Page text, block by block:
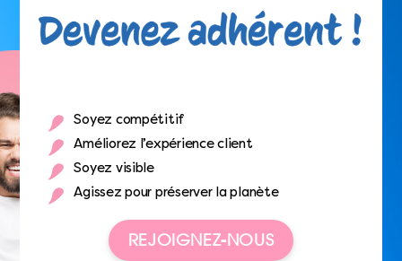
Soyez compétitif
Améliorez l’expérience client
Soyez visible
Agissez pour préserver la planète
REJOIGNEZ-NOUS